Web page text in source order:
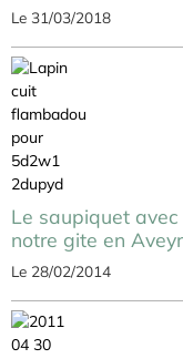
Le 31/03/2018
Le saupiquet
notre gite en
Le 28/02/2014